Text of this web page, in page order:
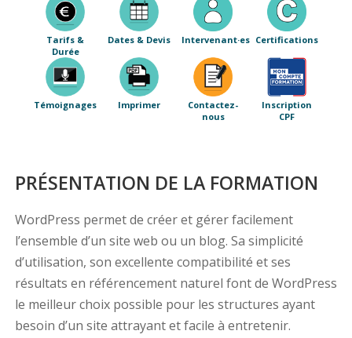
Tarifs &
Durée
Dates & Devis Intervenant·es Certifications
Témoignages Imprimer
Contactez-
nous
Inscription
CPF
PRÉSENTATION DE LA FORMATION
WordPress permet de créer et gérer facilement
l’ensemble d’un site web ou un blog. Sa simplicité
d’utilisation, son excellente compatibilité et ses
résultats en référencement naturel font de WordPress
le meilleur choix possible pour les structures ayant
besoin d’un site attrayant et facile à entretenir.